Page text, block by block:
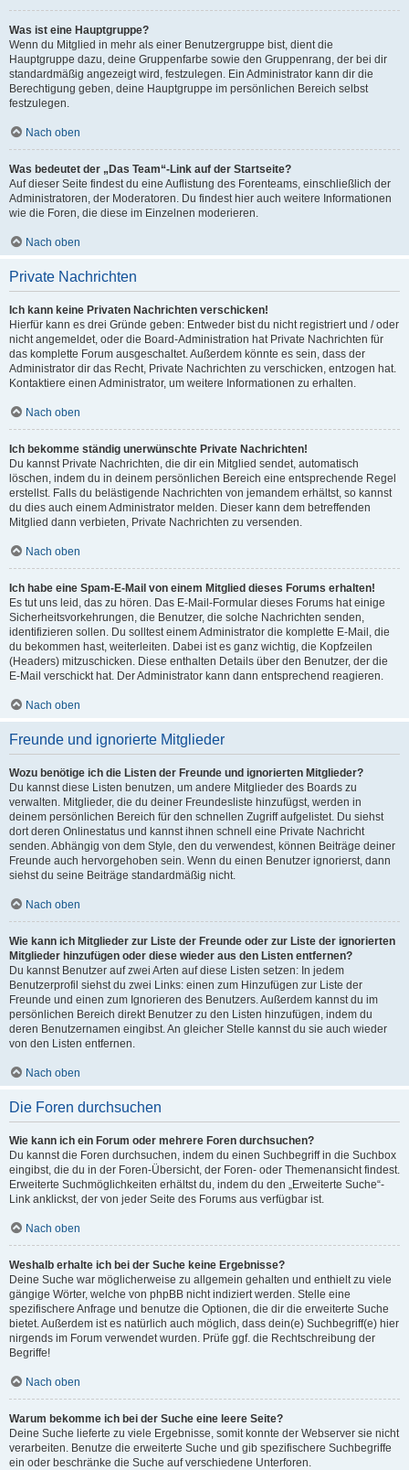
Was ist eine Hauptgruppe?
Wenn du Mitglied in mehr als einer Benutzergruppe bist, dient die
Hauptgruppe dazu, deine Gruppenfarbe sowie den Gruppenrang, der bei dir
standardmäßig angezeigt wird, festzulegen. Ein Administrator kann dir die
Berechtigung geben, deine Hauptgruppe im persönlichen Bereich selbst
festzulegen.
Nach oben
Was bedeutet der „Das Team“-Link auf der Startseite?
Auf dieser Seite findest du eine Auflistung des Forenteams, einschließlich der
Administratoren, der Moderatoren. Du findest hier auch weitere Informationen
wie die Foren, die diese im Einzelnen moderieren.
Nach oben
Private Nachrichten
Ich kann keine Privaten Nachrichten verschicken!
Hierfür kann es drei Gründe geben: Entweder bist du nicht registriert und / oder
nicht angemeldet, oder die Board-Administration hat Private Nachrichten für
das komplette Forum ausgeschaltet. Außerdem könnte es sein, dass der
Administrator dir das Recht, Private Nachrichten zu verschicken, entzogen hat.
Kontaktiere einen Administrator, um weitere Informationen zu erhalten.
Nach oben
Ich bekomme ständig unerwünschte Private Nachrichten!
Du kannst Private Nachrichten, die dir ein Mitglied sendet, automatisch
löschen, indem du in deinem persönlichen Bereich eine entsprechende Regel
erstellst. Falls du belästigende Nachrichten von jemandem erhältst, so kannst
du dies auch einem Administrator melden. Dieser kann dem betreffenden
Mitglied dann verbieten, Private Nachrichten zu versenden.
Nach oben
Ich habe eine Spam-E-Mail von einem Mitglied dieses Forums erhalten!
Es tut uns leid, das zu hören. Das E-Mail-Formular dieses Forums hat einige
Sicherheitsvorkehrungen, die Benutzer, die solche Nachrichten senden,
identifizieren sollen. Du solltest einem Administrator die komplette E-Mail, die
du bekommen hast, weiterleiten. Dabei ist es ganz wichtig, die Kopfzeilen
(Headers) mitzuschicken. Diese enthalten Details über den Benutzer, der die
E-Mail verschickt hat. Der Administrator kann dann entsprechend reagieren.
Nach oben
Freunde und ignorierte Mitglieder
Wozu benötige ich die Listen der Freunde und ignorierten Mitglieder?
Du kannst diese Listen benutzen, um andere Mitglieder des Boards zu
verwalten. Mitglieder, die du deiner Freundesliste hinzufügst, werden in
deinem persönlichen Bereich für den schnellen Zugriff aufgelistet. Du siehst
dort deren Onlinestatus und kannst ihnen schnell eine Private Nachricht
senden. Abhängig von dem Style, den du verwendest, können Beiträge deiner
Freunde auch hervorgehoben sein. Wenn du einen Benutzer ignorierst, dann
siehst du seine Beiträge standardmäßig nicht.
Nach oben
Wie kann ich Mitglieder zur Liste der Freunde oder zur Liste der ignorierten
Mitglieder hinzufügen oder diese wieder aus den Listen entfernen?
Du kannst Benutzer auf zwei Arten auf diese Listen setzen: In jedem
Benutzerprofil siehst du zwei Links: einen zum Hinzufügen zur Liste der
Freunde und einen zum Ignorieren des Benutzers. Außerdem kannst du im
persönlichen Bereich direkt Benutzer zu den Listen hinzufügen, indem du
deren Benutzernamen eingibst. An gleicher Stelle kannst du sie auch wieder
von den Listen entfernen.
Nach oben
Die Foren durchsuchen
Wie kann ich ein Forum oder mehrere Foren durchsuchen?
Du kannst die Foren durchsuchen, indem du einen Suchbegriff in die Suchbox
eingibst, die du in der Foren-Übersicht, der Foren- oder Themenansicht findest.
Erweiterte Suchmöglichkeiten erhältst du, indem du den „Erweiterte Suche“-
Link anklickst, der von jeder Seite des Forums aus verfügbar ist.
Nach oben
Weshalb erhalte ich bei der Suche keine Ergebnisse?
Deine Suche war möglicherweise zu allgemein gehalten und enthielt zu viele
gängige Wörter, welche von phpBB nicht indiziert werden. Stelle eine
spezifischere Anfrage und benutze die Optionen, die dir die erweiterte Suche
bietet. Außerdem ist es natürlich auch möglich, dass dein(e) Suchbegriff(e) hier
nirgends im Forum verwendet wurden. Prüfe ggf. die Rechtschreibung der
Begriffe!
Nach oben
Warum bekomme ich bei der Suche eine leere Seite?
Deine Suche lieferte zu viele Ergebnisse, somit konnte der Webserver sie nicht
verarbeiten. Benutze die erweiterte Suche und gib spezifischere Suchbegriffe
ein oder beschränke die Suche auf verschiedene Unterforen.